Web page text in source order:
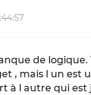
de logique.
, mais l un est
à l autre qui est